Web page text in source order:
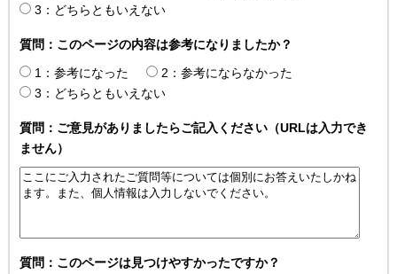
3：どちらともいえない
質問：このページの内容は参考になりましたか？
1：参考になった
2：参考にならなかった
3：どちらともいえない
質問：ご意見がありましたらご記入ください（URLは入力でき
ません）
質問：このページは見つけやすかったですか？